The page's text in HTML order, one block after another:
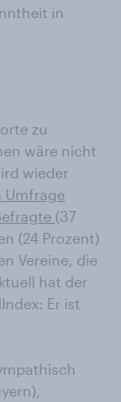
in
zu
wäre nicht
wieder
Umfrage
(37
(24 Prozent)
Vereine, die
hat der
Er ist